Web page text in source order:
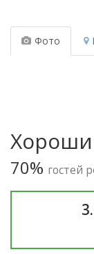
Фото
70% гостей